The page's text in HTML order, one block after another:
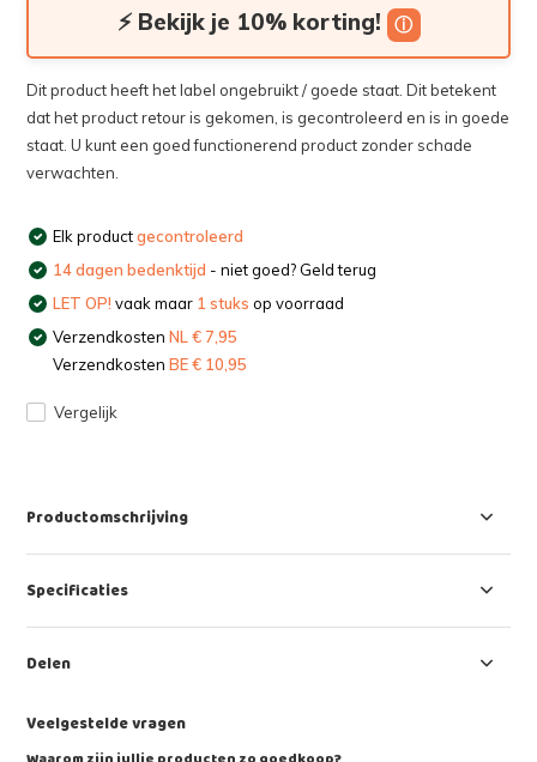
⚡ Bekijk je 10% korting! ⓘ
Dit product heeft het label ongebruikt / goede staat. Dit betekent
dat het product retour is gekomen, is gecontroleerd en is in goede
staat. U kunt een goed functionerend product zonder schade
verwachten.
Elk productgecontroleerd
14 dagen bedenktijd - niet goed? Geld terug
LET OP! vaak maar 1 stuks op voorraad
VerzendkostenNL € 7,95
VerzendkostenBE € 10,95
Vergelijk
Productomschrijving
Specificaties
Delen
Veelgestelde vragen